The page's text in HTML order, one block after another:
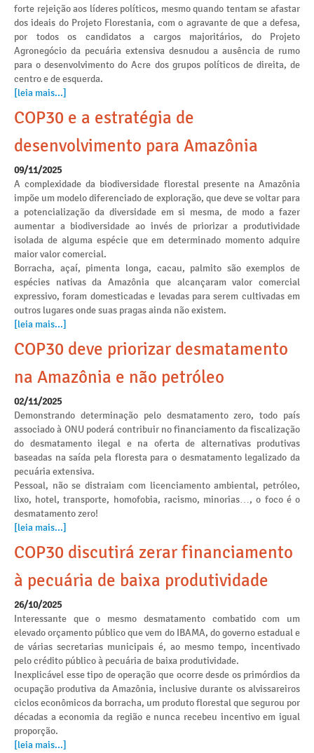
forte rejeição aos líderes políticos, mesmo quando tentam se afastar
dos ideais do Projeto Florestania, com o agravante de que a defesa,
por todos os candidatos a cargos majoritários, do Projeto
Agronegócio da pecuária extensiva desnudou a ausência de rumo
para o desenvolvimento do Acre dos grupos políticos de direita, de
centro e de esquerda.
[leia mais...]
COP30 e a estratégia de
desenvolvimento para Amazônia
09/11/2025
A complexidade da biodiversidade florestal presente na Amazônia
impõe um modelo diferenciado de exploração, que deve se voltar para
a potencialização da diversidade em si mesma, de modo a fazer
aumentar a biodiversidade ao invés de priorizar a produtividade
isolada de alguma espécie que em determinado momento adquire
maior valor comercial.
Borracha, açaí, pimenta longa, cacau, palmito são exemplos de
espécies nativas da Amazônia que alcançaram valor comercial
expressivo, foram domesticadas e levadas para serem cultivadas em
outros lugares onde suas pragas ainda não existem.
[leia mais...]
COP30 deve priorizar desmatamento
na Amazônia e não petróleo
02/11/2025
Demonstrando determinação pelo desmatamento zero, todo país
associado à ONU poderá contribuir no financiamento da fiscalização
do desmatamento ilegal e na oferta de alternativas produtivas
baseadas na saída pela floresta para o desmatamento legalizado da
pecuária extensiva.
Pessoal, não se distraiam com licenciamento ambiental, petróleo,
lixo, hotel, transporte, homofobia, racismo, minorias…, o foco é o
desmatamento zero!
[leia mais...]
COP30 discutirá zerar financiamento
à pecuária de baixa produtividade
26/10/2025
Interessante que o mesmo desmatamento combatido com um
elevado orçamento público que vem do IBAMA, do governo estadual e
de várias secretarias municipais é, ao mesmo tempo, incentivado
pelo crédito público à pecuária de baixa produtividade.
Inexplicável esse tipo de operação que ocorre desde os primórdios da
ocupação produtiva da Amazônia, inclusive durante os alvissareiros
ciclos econômicos da borracha, um produto florestal que segurou por
décadas a economia da região e nunca recebeu incentivo em igual
proporção.
[leia mais...]